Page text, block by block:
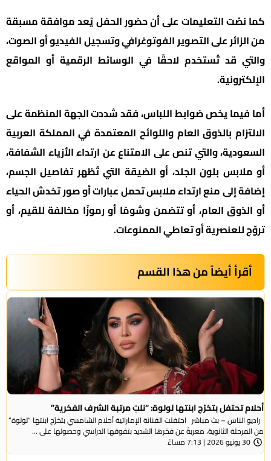
كما نصّت التعليمات على أن حضور الحفل يُعد موافقة مسبقة
من الزائر على التصوير الفوتوغرافي وتسجيل الفيديو أو الصوت،
والتي قد تُستخدم لاحقًا في الوسائط الرقمية أو المواقع
الإلكترونية.
أما فيما يخص ضوابط اللباس، فقد شددت الجهة المنظمة على
الالتزام بالذوق العام واللوائح المعتمدة في المملكة العربية
السعودية، والتي تنص على الامتناع عن ارتداء الأزياء الشفافة،
أو ملابس بلون الجلد، أو الضيقة التي تُظهر تفاصيل الجسم،
إضافة إلى منع ارتداء ملابس تحمل عبارات أو صور تخدش الحياء
أو الذوق العام، أو تتضمن وشومًا أو رموزًا مخالفة للقيم، أو
تروّج للعنصرية أو تعاطي الممنوعات.
أقرأ أيضاً من هذا القسم
أحلام تحتفل بتخرّج ابنتها لولوة: “نلتِ مرتبة الشرف الفخرية”
راديو الناس – بث مباشر احتفلت الفنانة الإماراتية أحلام الشامسي بتخرّج ابنتها “لولوة”
من المرحلة الثانوية، معربةً عن فخرها الشديد بتفوقها الدراسي وحصولها على ...
30 يونيو 2026 | 7:13 مساءً